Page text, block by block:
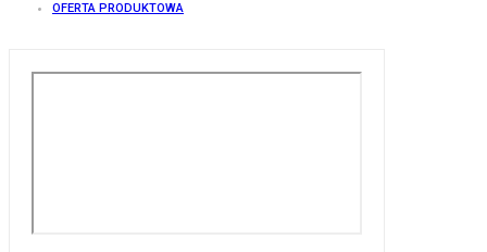
OFERTA PRODUKTOWA